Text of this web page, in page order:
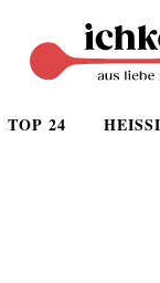
TOP 24